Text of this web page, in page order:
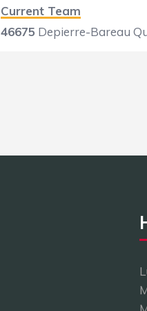
Current Team
46675 Depierre-Bareau